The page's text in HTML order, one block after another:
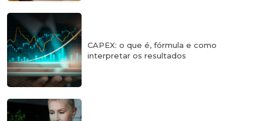
CAPEX: o que é, fórmula e como
interpretar os resultados